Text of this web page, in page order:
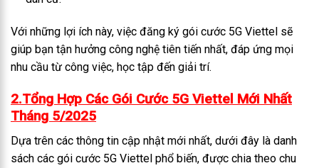
Với những lợi ích này, việc đăng ký gói cước 5G Viettel sẽ
giúp bạn tận hưởng công nghệ tiên tiến nhất, đáp ứng mọi
nhu cầu từ công việc, học tập đến giải trí.
2.Tổng Hợp Các Gói Cước 5G Viettel Mới Nhất
Tháng 5/2025
Dựa trên các thông tin cập nhật mới nhất, dưới đây là danh
sách các gói cước 5G Viettel phổ biến, được chia theo chu